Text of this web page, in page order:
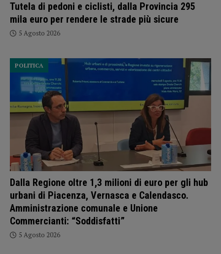
Tutela di pedoni e ciclisti, dalla Provincia 295
mila euro per rendere le strade più sicure
5 Agosto 2026
Dalla Regione oltre 1,3 milioni di euro per gli hub
urbani di Piacenza, Vernasca e Calendasco.
Amministrazione comunale e Unione
Commercianti: “Soddisfatti”
POLITICA
5 Agosto 2026